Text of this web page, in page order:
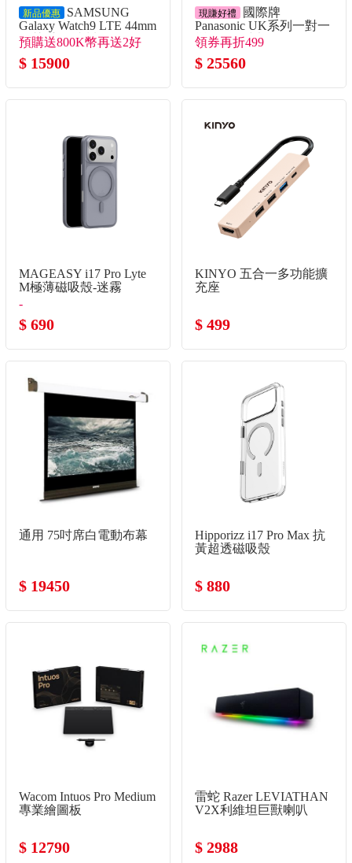
新品優惠
SAMSUNG
Galaxy Watch9 LTE 44mm
智慧手錶 冰川銀
預購送800K幣再送2好
禮！
$ 15900
現賺好禮
國際牌
Panasonic UK系列一對一
變頻單冷空調
領券再折499
$ 25560
MAGEASY i17 Pro Lyte
M極薄磁吸殼-迷霧
-
$ 690
KINYO 五合一多功能擴
充座
$ 499
通用 75吋席白電動布幕
$ 19450
Hipporizz i17 Pro Max 抗
黃超透磁吸殼
$ 880
Wacom Intuos Pro Medium
專業繪圖板
$ 12790
雷蛇 Razer LEVIATHAN
V2X利維坦巨獸喇叭
$ 2988